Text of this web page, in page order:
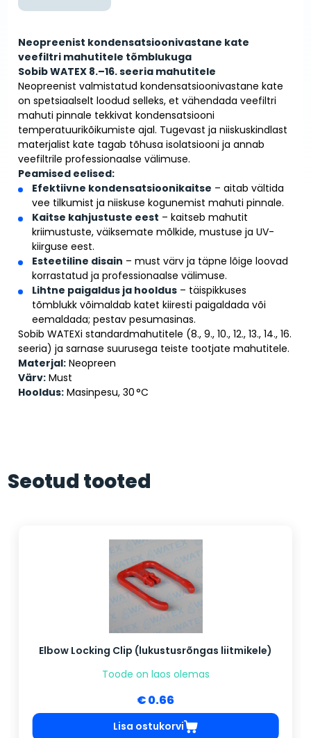
Neopreenist kondensatsioonivastane kate
veefiltri mahutitele tõmblukuga
Sobib WATEX 8.–16. seeria mahutitele
Neopreenist valmistatud kondensatsioonivastane kate
on spetsiaalselt loodud selleks, et vähendada veefiltri
mahuti pinnale tekkivat kondensatsiooni
temperatuurikõikumiste ajal. Tugevast ja niiskuskindlast
materjalist kate tagab tõhusa isolatsiooni ja annab
veefiltrile professionaalse välimuse.
Peamised eelised:
Efektiivne kondensatsioonikaitse – aitab vältida
vee tilkumist ja niiskuse kogunemist mahuti pinnale.
Kaitse kahjustuste eest – kaitseb mahutit
kriimustuste, väiksemate mõlkide, mustuse ja UV-
kiirguse eest.
Esteetiline disain – must värv ja täpne lõige loovad
korrastatud ja professionaalse välimuse.
Lihtne paigaldus ja hooldus – täispikkuses
tõmblukk võimaldab katet kiiresti paigaldada või
eemaldada; pestav pesumasinas.
Sobib WATEXi standardmahutitele (8., 9., 10., 12., 13., 14., 16.
seeria) ja sarnase suurusega teiste tootjate mahutitele.
Materjal: Neopreen
Värv: Must
Hooldus: Masinpesu, 30 °C
Seotud tooted
Elbow Locking Clip (lukustusrõngas liitmikele)
Toode on laos olemas
€ 0.66
Lisa ostukorvi